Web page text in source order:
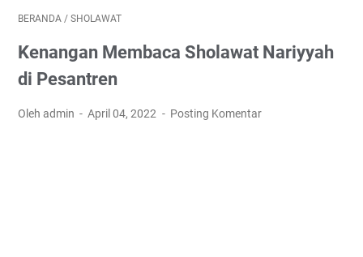
BERANDA / SHOLAWAT
Kenangan Membaca Sholawat Nariyyah
di Pesantren
Oleh admin April 04, 2022 Posting Komentar